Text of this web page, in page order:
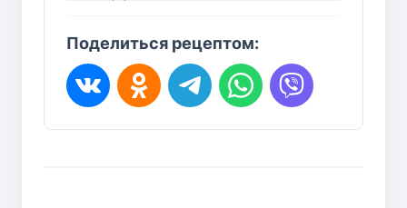
Поделиться рецептом: